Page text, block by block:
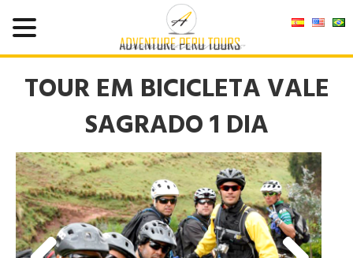
TOUR EM BICICLETA VALE
SAGRADO 1 DIA